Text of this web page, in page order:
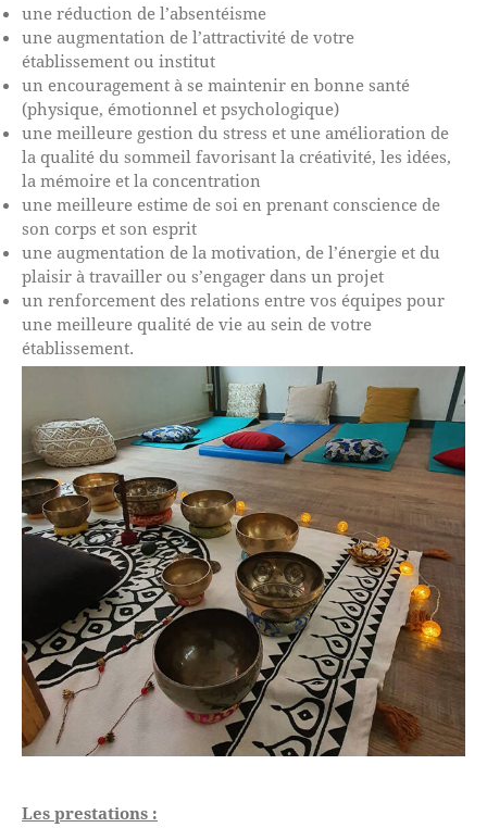
une réduction de l’absentéisme
une augmentation de l’attractivité de votre
établissement ou institut
un encouragement à se maintenir en bonne santé
(physique, émotionnel et psychologique)
une meilleure gestion du stress et une amélioration de
la qualité du sommeil favorisant la créativité, les idées,
la mémoire et la concentration
une meilleure estime de soi en prenant conscience de
son corps et son esprit
une augmentation de la motivation, de l’énergie et du
plaisir à travailler ou s’engager dans un projet
un renforcement des relations entre vos équipes pour
une meilleure qualité de vie au sein de votre
établissement.
Les prestations :